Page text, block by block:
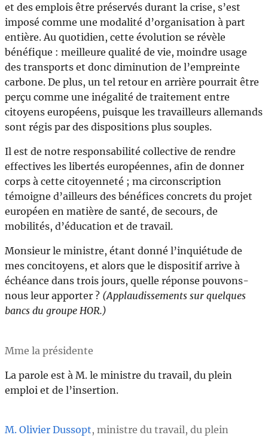
et des emplois être préservés durant la crise, s’est
imposé comme une modalité d’organisation à part
entière. Au quotidien, cette évolution se révèle
bénéfique : meilleure qualité de vie, moindre usage
des transports et donc diminution de l’empreinte
carbone. De plus, un tel retour en arrière pourrait être
perçu comme une inégalité de traitement entre
citoyens européens, puisque les travailleurs allemands
sont régis par des dispositions plus souples.
Il est de notre responsabilité collective de rendre
effectives les libertés européennes, afin de donner
corps à cette citoyenneté ; ma circonscription
témoigne d’ailleurs des bénéfices concrets du projet
européen en matière de santé, de secours, de
mobilités, d’éducation et de travail.
Monsieur le ministre, étant donné l’inquiétude de
mes concitoyens, et alors que le dispositif arrive à
échéance dans trois jours, quelle réponse pouvons-
nous leur apporter ? (Applaudissements sur quelques
bancs du groupe HOR.)
Mme la présidente
La parole est à M. le ministre du travail, du plein
emploi et de l’insertion.
M. Olivier Dussopt, ministre du travail, du plein